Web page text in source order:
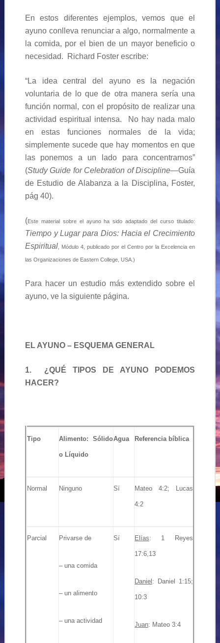
En estos diferentes ejemplos, vemos que el
ayuno conlleva renunciar a algo, normalmente a
la comida, por el bien de un mayor beneficio o
necesidad. Richard Foster escribe:
“La idea central del ayuno es la negación
voluntaria de lo que de otra manera sería una
función normal, con el propósito de realizar una
actividad espiritual intensa. No hay nada malo
en estas funciones normales de la vida;
simplemente sucede que hay momentos en que
las ponemos a un lado para concentrarnos”
(Study Guide for Celebration of Discipline—Guía
de Estudio de Alabanza a la Disciplina, Foster,
pág 40).
(Este material sobre el ayuno ha sido adaptado del curso titulado:
Tiempo y Lugar para Dios: Hacia el Crecimiento
Espiritual, Módulo 4, publicado por el Centro por la Excelencia en
las Organizaciones de Eastern College, USA.)
Para hacer un estudio más extendido sobre el
ayuno, ve la siguiente página.
EL AYUNO – ESQUEMA GENERAL
1. ¿QUÉ TIPOS DE AYUNO PODEMOS
HACER?
Tipo Alimento: Sólido
o Líquido
Agua Referencia bíblica
Normal Ninguno Sí Mateo 4:2; Lucas
4:2
Parcial Privarse de
– una comida
– un alimento
– una actividad
Sí Elías: 1 Reyes
17:6,13
Daniel : Daniel 1:15;
10:3
Juan: Mateo 3:4